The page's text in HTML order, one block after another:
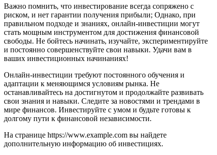
Важно помнить, что инвестирование всегда сопряжено с
риском, и нет гарантии получения прибыли; Однако, при
правильном подходе и знаниях, онлайн-инвестиции могут
стать мощным инструментом для достижения финансовой
свободы. Не бойтесь начинать, изучайте, экспериментируйте
и постоянно совершенствуйте свои навыки. Удачи вам в
ваших инвестиционных начинаниях!
Онлайн-инвестиции требуют постоянного обучения и
адаптации к меняющимся условиям рынка. Не
останавливайтесь на достигнутом и продолжайте развивать
свои знания и навыки. Следите за новостями и трендами в
мире финансов. Инвестируйте с умом и будьте готовы к
долгому пути к финансовой независимости.
На странице https://www.example.com вы найдете
дополнительную информацию об инвестициях.